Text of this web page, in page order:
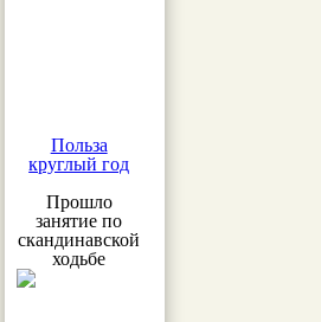
Польза
круглый год
Прошло
занятие по
скандинавской
ходьбе